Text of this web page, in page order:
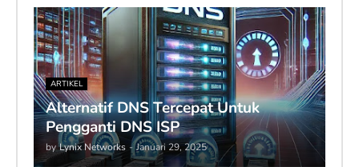
ARTIKEL
Alternatif DNS Tercepat Untuk
Pengganti DNS ISP
by Lynix Networks - Januari 29, 2025